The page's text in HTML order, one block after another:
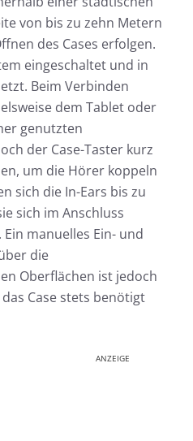
von bis zu zehn Metern
des Cases erfolgen.
eingeschaltet und in
Beim Verbinden
dem Tablet oder
genutzten
der Case-Taster kurz
um die Hörer koppeln
sich die In-Ears bis zu
sich im Anschluss
manuelles Ein- und
die
Oberflächen ist jedoch
Case stets benötigt
ANZEIGE